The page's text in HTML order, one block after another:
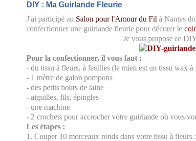
DIY : Ma Guirlande Fleurie
J'ai participé au Salon pour l'Amour du Fil à Nantes
confectionner une guirlande fleurie pour décorer le
Je vous propose ce
Pour la confectionner, il vous faut :
- du tissu à fleurs, à feuilles (le mien est un tissu wax
- 1 mètre de galon pompons
- des petits bouts de laine
- aiguilles, fils, épingles
- une machine
- 2 crochets pour accrocher votre guirlande où vous
Les étapes :
1. Couper 10 morceaux ronds dans votre tissu à fleurs :